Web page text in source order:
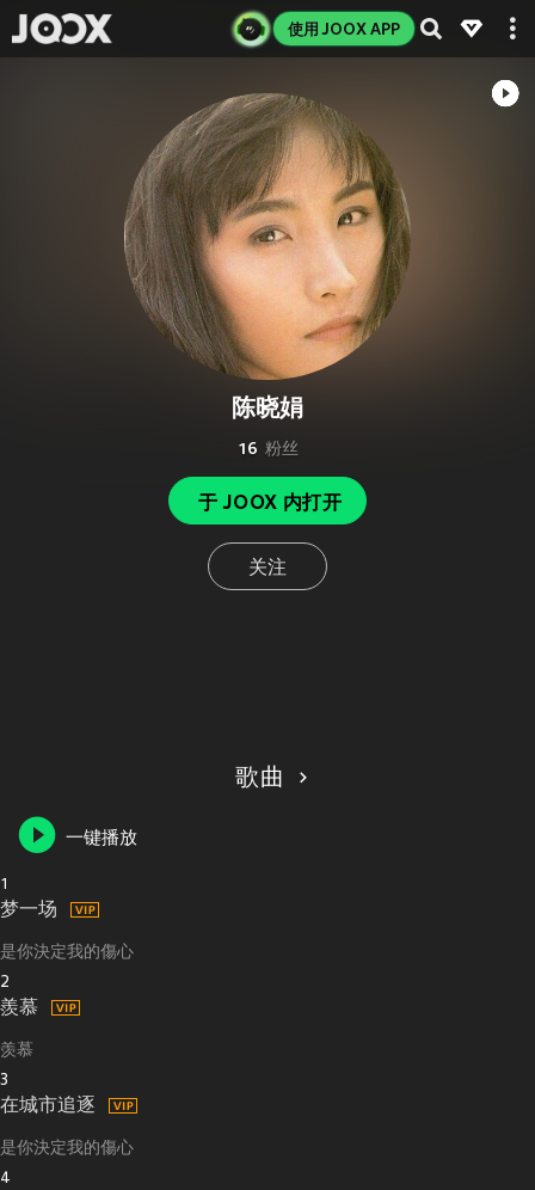
使用 JOOX APP
陈晓娟
16 粉丝
于 JOOX 内打开
关注
歌曲
一键播放
1
梦一场
是你決定我的傷心
2
羨慕
羡慕
3
在城市追逐
是你決定我的傷心
4